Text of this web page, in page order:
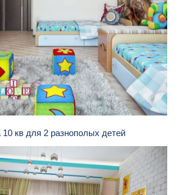
10 кв для 2 разнополых детей